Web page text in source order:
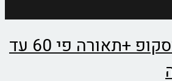
מיני מיקרוסקופ +תאורה פי 60 עד